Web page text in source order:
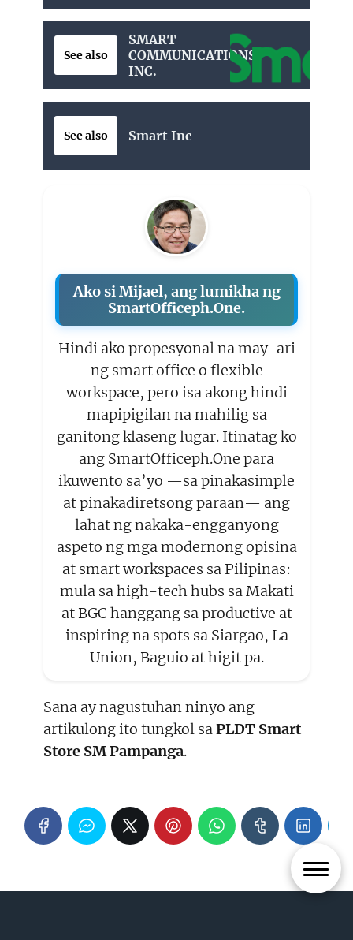
See also
SMART
COMMUNICATIONS
INC.
See also Smart Inc
Ako si Mijael, ang lumikha ng
SmartOfficeph.One.
Hindi ako propesyonal na may-ari
ng smart office o flexible
workspace, pero isa akong hindi
mapipigilan na mahilig sa
ganitong klaseng lugar. Itinatag ko
ang SmartOfficeph.One para
ikuwento sa’yo —sa pinakasimple
at pinakadiretsong paraan— ang
lahat ng nakaka-engganyong
aspeto ng mga modernong opisina
at smart workspaces sa Pilipinas:
mula sa high-tech hubs sa Makati
at BGC hanggang sa productive at
inspiring na spots sa Siargao, La
Union, Baguio at higit pa.
Sana ay nagustuhan ninyo ang
artikulong ito tungkol saPLDT Smart
Store SM Pampanga.